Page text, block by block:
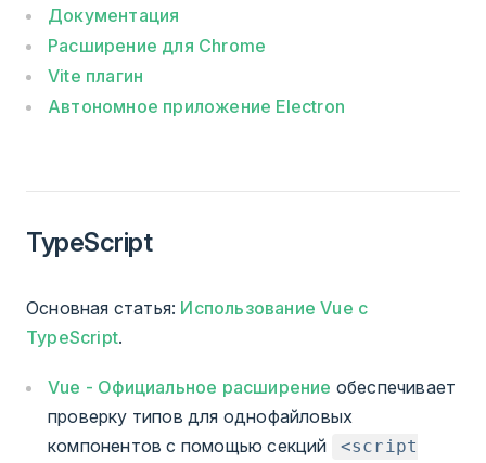
Документация
Расширение для Chrome
Vite плагин
Автономное приложение Electron
TypeScript
Основная статья: Использование Vue с
TypeScript.
Vue - Официальное расширение обеспечивает
проверку типов для однофайловых
компонентов с помощью секций
<script